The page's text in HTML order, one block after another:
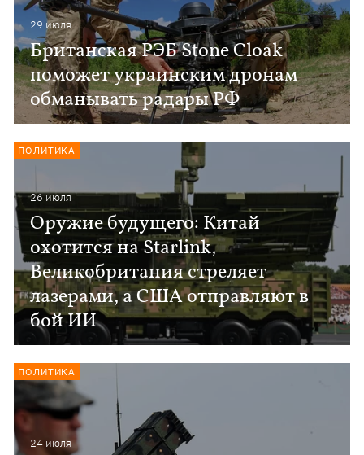
29 июля
Британская РЭБ Stone Cloak
поможет украинским дронам
обманывать радары РФ
26 июля
Оружие будущего: Китай
охотится на Starlink,
Великобритания стреляет
лазерами, а США отправляют в
бой ИИ
ПОЛИТИКА
24 июля
ПОЛИТИКА